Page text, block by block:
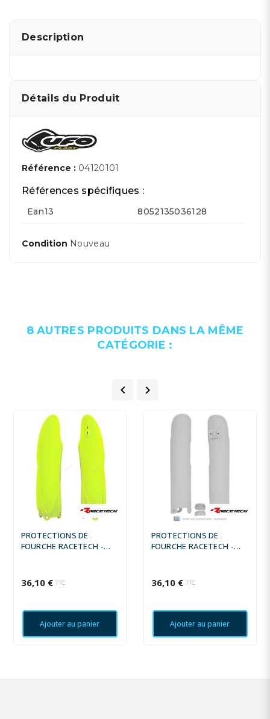
Description
Détails du Produit
Référence : 04120101
Références spécifiques :
Ean13 8052135036128
Condition Nouveau
8 AUTRES PRODUITS DANS LA MÊME
CATÉGORIE :
 
PROTECTIONS DE
FOURCHE RACETECH -
36,10 € TTC
Ajouter au panier
PROTECTIONS DE
FOURCHE RACETECH -
36,10 € TTC
Ajouter au panier